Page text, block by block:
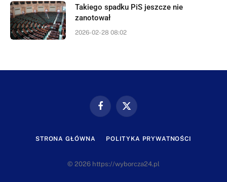
Takiego spadku PiS jeszcze nie
zanotował
2026-02-28 08:02
FacebookX
STRONA GŁÓWNA POLITYKA PRYWATNOŚCI
© 2026 https://wyborcza24.pl